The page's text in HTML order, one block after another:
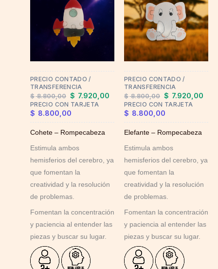
PRECIO CONTADO /
TRANSFERENCIA
$8.800,00 $ 7.920,00
PRECIO CON TARJETA
$ 8.800,00
Cohete – Rompecabeza
Estimula ambos
hemisferios del cerebro, ya
que fomentan la
creatividad y la resolución
de problemas.
Fomentan la concentración
y paciencia al entender las
piezas y buscar su lugar.
PRECIO CONTADO /
TRANSFERENCIA
$8.800,00 $ 7.920,00
PRECIO CON TARJETA
$ 8.800,00
Elefante – Rompecabeza
Estimula ambos
hemisferios del cerebro, ya
que fomentan la
creatividad y la resolución
de problemas.
Fomentan la concentración
y paciencia al entender las
piezas y buscar su lugar.